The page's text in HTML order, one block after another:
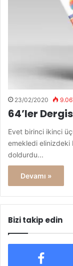
23/02/2020
64’ler
Evet birinci ikinci
emekledi elinizdeki
doldurdu...
Devamı »
Bizi takip edin